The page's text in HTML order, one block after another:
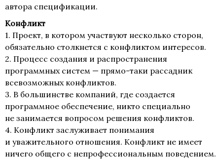
автора спецификации.
Конфликт
1. Проект, в котором участвуют несколько сторон,
обязательно столкнется с конфликтом интересов.
2. Процесс создания и распространения
программных систем — прямо-таки рассадник
всевозможных конфликтов.
3. В большинстве компаний, где создается
программное обеспечение, никто специально
не занимается вопросом решения конфликтов.
4. Конфликт заслуживает понимания
и уважительного отношения. Конфликт не имеет
ничего общего с непрофессиональным поведением.